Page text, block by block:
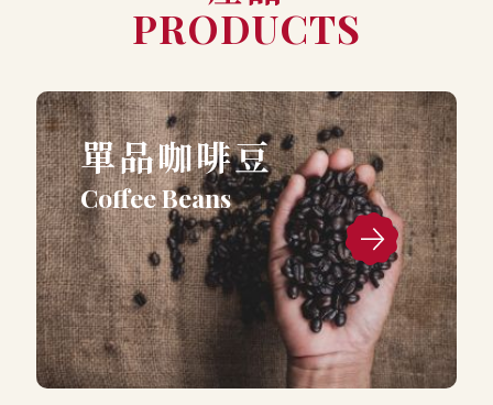
PRODUCTS
單品咖啡豆
Coffee Beans